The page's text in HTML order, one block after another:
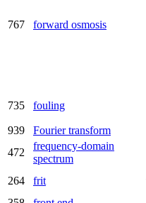
767 forward osmosis
735 fouling
939 Fourier transform
472
frequency-domain
spectrum
264 frit